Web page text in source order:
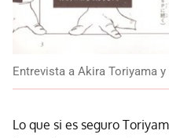
Entrevista a Akira Toriyama y
Lo que si es seguro